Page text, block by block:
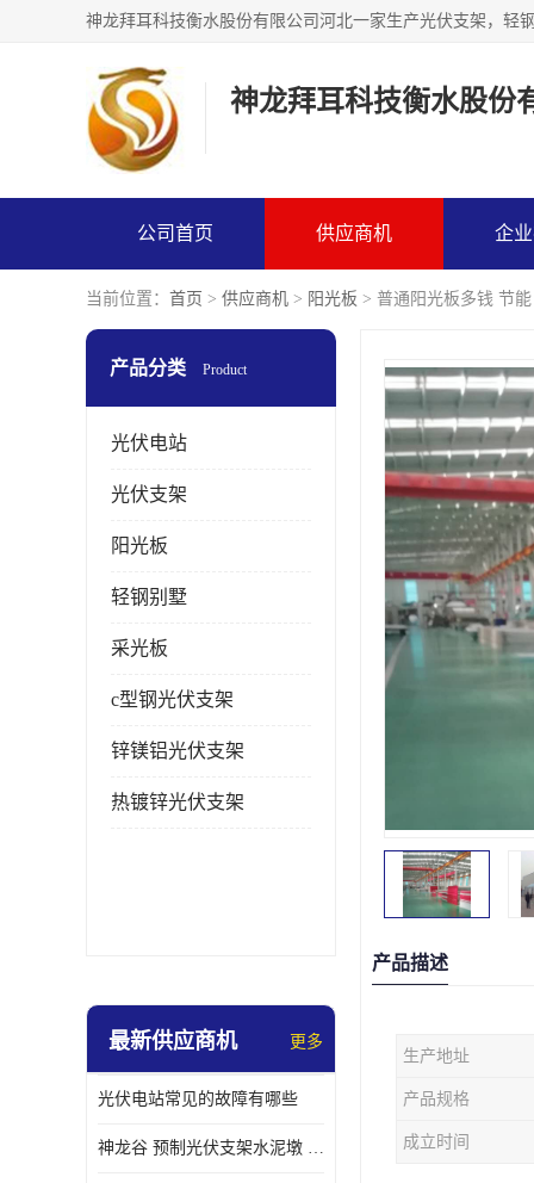
神龙拜耳科技衡水股份
公司首页 供应商机 企
当前位置： 首页 > 供应商机 > 阳光板 > 普通阳光板多钱 节能
产品分类 Product
光伏电站
光伏支架
阳光板
轻钢别墅
采光板
c型钢光伏支架
锌镁铝光伏支架
热镀锌光伏支架
最新供应商机 更多
光伏电站常见的故障有哪些
神龙谷 预制光伏支架水泥墩 抗震性能优
产品描述
生产地址
产品规格
成立时间